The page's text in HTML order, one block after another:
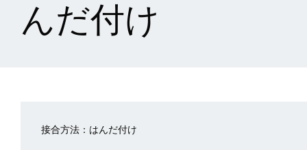
んだ付け
接合方法：はんだ付け